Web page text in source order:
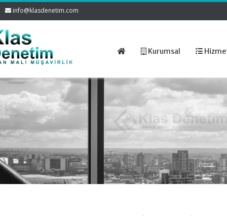
info@klasdenetim.com
Kurumsal